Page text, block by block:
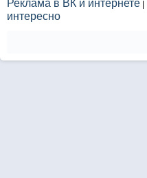
Реклама в ВК и интернете
интересно